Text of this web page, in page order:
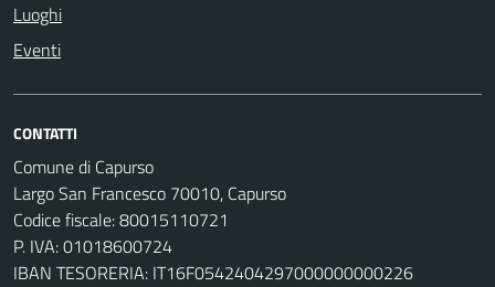
Luoghi
Eventi
CONTATTI
Comune di Capurso
Largo San Francesco 70010, Capurso
Codice fiscale: 80015110721
P. IVA: 01018600724
IBAN TESORERIA: IT16F0542404297000000000226